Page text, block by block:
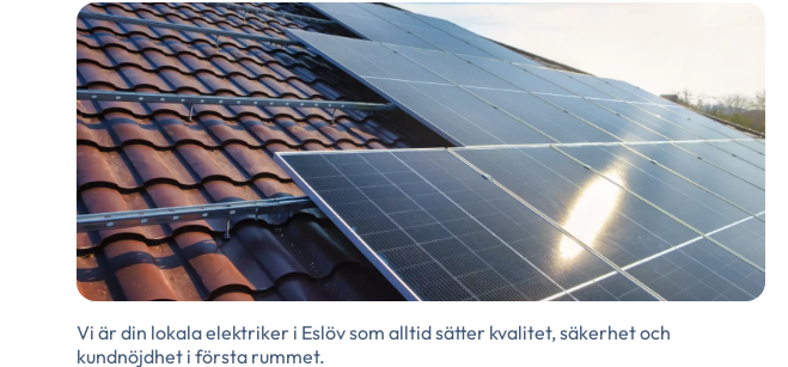
Vi är din lokala elektriker i Eslöv som alltid sätter kvalitet, säkerhet och
kundnöjdhet i första rummet.